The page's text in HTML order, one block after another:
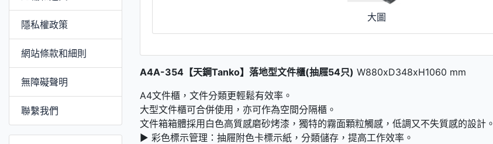
隱私權政策
網站條款和細則
無障礙聲明
聯繫我們
大圖
A4A-354【天鋼Tanko】落地型文件櫃(抽屜54只) W880xD348xH1060 mm
A4文件櫃，文件分類更輕鬆有效率。
大型文件櫃可合併使用，亦可作為空間分隔櫃。
文件箱箱體採用白色高質感磨砂烤漆，獨特的霧面顆粒觸感，低調又不失質感的設計。
► 彩色標示管理：抽屜附色卡標示紙，分類儲存，提高工作效率。